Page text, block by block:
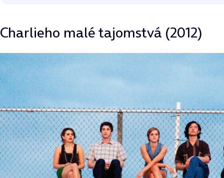
Charlieho malé tajomstvá (2012)